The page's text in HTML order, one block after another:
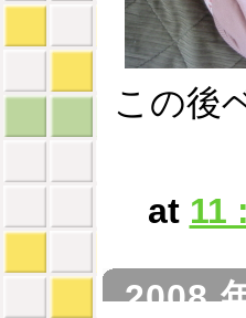
この後
at 11
2008